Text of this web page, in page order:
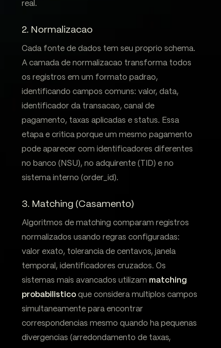
real.
2. Normalizacao
Cada fonte de dados tem seu proprio schema.
A camada de normalizacao transforma todos
os registros em um formato padrao,
identificando campos comuns: valor, data,
identificador da transacao, canal de
pagamento, taxas aplicadas e status. Essa
etapa e critica porque um mesmo pagamento
pode aparecer com identificadores diferentes
no banco (NSU), no adquirente (TID) e no
sistema interno (order_id).
3. Matching (Casamento)
Algoritmos de matching comparam registros
normalizados usando regras configuradas:
valor exato, tolerancia de centavos, janela
temporal, identificadores cruzados. Os
sistemas mais avancados utilizam matching
probabilistico que considera multiplos campos
simultaneamente para encontrar
correspondencias mesmo quando ha pequenas
divergencias (arredondamento de taxas,